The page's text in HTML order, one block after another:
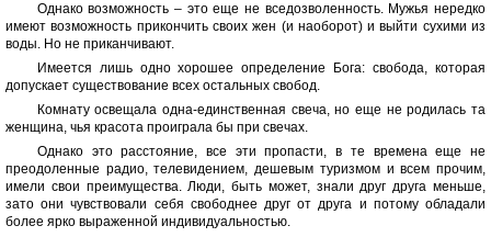
Однако возможность – это еще не вседозволенность. Мужья нередко
имеют возможность прикончить своих жен (и наоборот) и выйти сухими из
воды. Но не приканчивают.
Имеется лишь одно хорошее определение Бога: свобода, которая
допускает существование всех остальных свобод.
Комнату освещала одна-единственная свеча, но еще не родилась та
женщина, чья красота проиграла бы при свечах.
Однако это расстояние, все эти пропасти, в те времена еще не
преодоленные радио, телевидением, дешевым туризмом и всем прочим,
имели свои преимущества. Люди, быть может, знали друг друга меньше,
зато они чувствовали себя свободнее друг от друга и потому обладали
более ярко выраженной индивидуальностью.